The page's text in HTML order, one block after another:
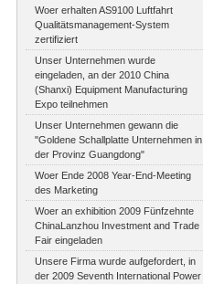
Woer erhalten AS9100 Luftfahrt
Qualitätsmanagement-System
zertifiziert
Unser Unternehmen wurde
eingeladen, an der 2010 China
(Shanxi) Equipment Manufacturing
Expo teilnehmen
Unser Unternehmen gewann die
"Goldene Schallplatte Unternehmen in
der Provinz Guangdong"
Woer Ende 2008 Year-End-Meeting
des Marketing
Woer an exhibition 2009 Fünfzehnte
ChinaLanzhou Investment and Trade
Fair eingeladen
Unsere Firma wurde aufgefordert, in
der 2009 Seventh International Power